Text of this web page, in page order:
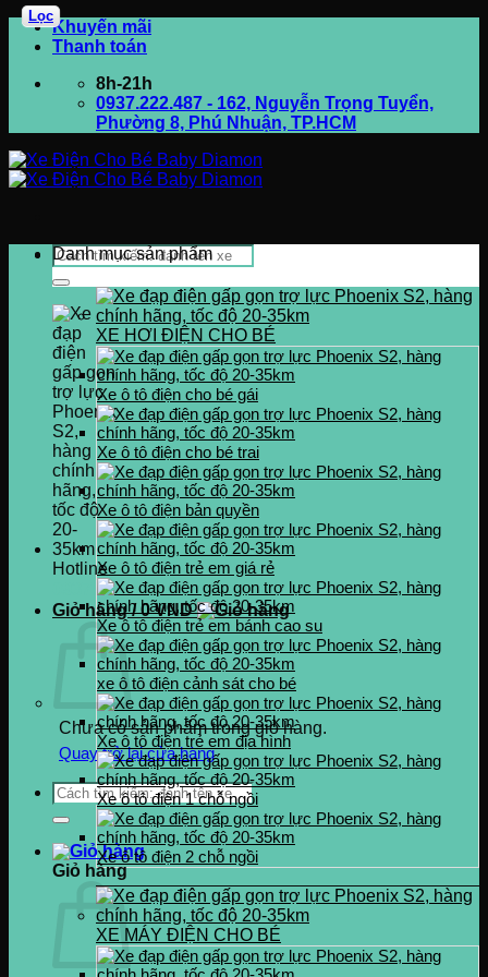
Bỏ
qua
dung
Khuyến mãi
Thanh toán
8h-21h
0937.222.487 - 162, Nguyễn Trọng Tuyển,
Phường 8, Phú Nhuận, TP.HCM
Tìm
kiếm:
Hotline
0937.222.487
Giỏ hàng /0VND
Chưa có sản phẩm trong giỏ hàng.
Quay trở lại cửa hàng
Tìm
kiếm:
Giỏ hàng
Danh mục sản phẩm
XE HƠI ĐIỆN CHO BÉ
Xe ô tô điện cho bé gái
Xe ô tô điện cho bé trai
Xe ô tô điện bản quyền
Xe ô tô điện trẻ em giá rẻ
Xe ô tô điện trẻ em bánh cao su
xe ô tô điện cảnh sát cho bé
Xe ô tô điện trẻ em địa hình
Xe ô tô điện 1 chỗ ngồi
Xe ô tô điện 2 chỗ ngồi
XE MÁY ĐIỆN CHO BÉ
Lọc